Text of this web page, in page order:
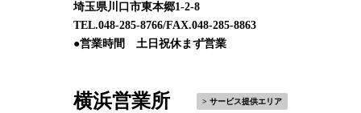
埼玉県川口市東本郷1-2-8
TEL.048-285-8766/FAX.048-285-8863
●営業時間 土日祝休まず営業
横浜営業所 > サービス提供エリア